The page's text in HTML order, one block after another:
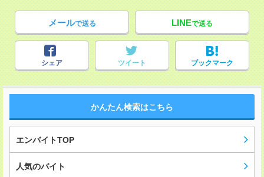
メールで送る LINEで送る
シェア ツイート ブックマーク
かんたん検索はこちら
エンバイトTOP
人気のバイト